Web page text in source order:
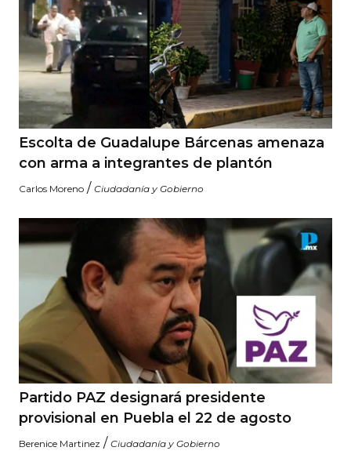
Escolta de Guadalupe Bárcenas amenaza
con arma a integrantes de plantón
Carlos Moreno / Ciudadanía y Gobierno
Partido PAZ designará presidente
provisional en Puebla el 22 de agosto
Berenice Martinez / Ciudadanía y Gobierno